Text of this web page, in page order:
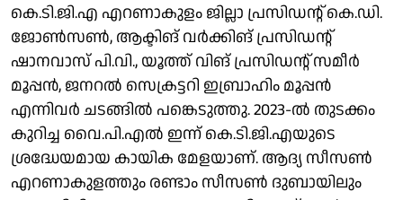
കെ.ടി.ജി.എ എറണാകുളം ജില്ലാ പ്രസിഡന്റ് കെ.ഡി.
ജോൺസൺ, ആക്ടിങ് വർക്കിങ് പ്രസിഡന്റ്
ഷാനവാസ് പി.വി., യൂത്ത് വിങ് പ്രസിഡന്റ് സമീർ
മൂപ്പൻ, ജനറൽ സെക്രട്ടറി ഇബ്രാഹിം മൂപ്പൻ
എന്നിവർ ചടങ്ങിൽ പങ്കെടുത്തു. 2023-ൽ തുടക്കം
കുറിച്ച വൈ.പി.എൽ ഇന്ന് കെ.ടി.ജി.എയുടെ
ശ്രദ്ധേയമായ കായിക മേളയാണ്. ആദ്യ സീസൺ
എറണാകുളത്തും രണ്ടാം സീസൺ ദുബായിലും